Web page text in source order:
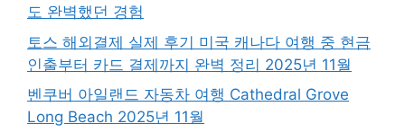
도 완벽했던 경험
토스 해외결제 실제 후기 미국 캐나다 여행 중 현금
인출부터 카드 결제까지 완벽 정리 2025년 11월
벤쿠버 아일랜드 자동차 여행 Cathedral Grove
Long Beach 2025년 11월